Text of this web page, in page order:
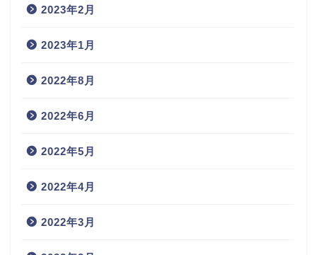
2023年2月
2023年1月
2022年8月
2022年6月
2022年5月
2022年4月
2022年3月